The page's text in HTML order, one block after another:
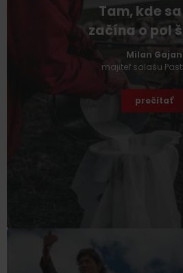
Tam, kde
začína o pol
Milan Gajan
majiteľ salašu
prečítať